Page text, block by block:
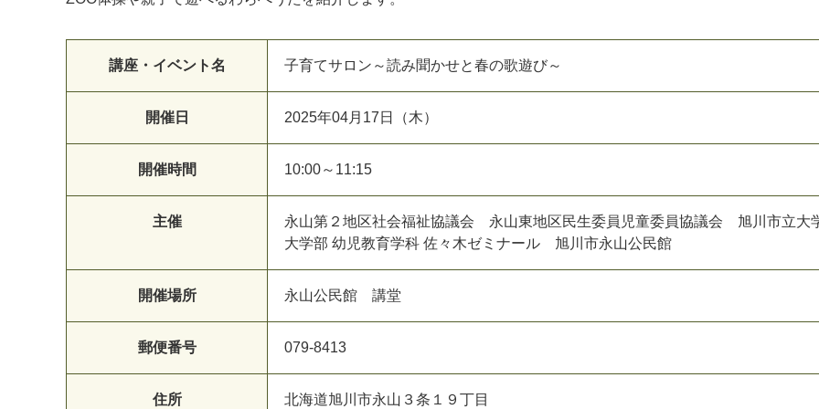
講座・イベント名 子育てサロン～読み聞かせと春の歌遊び～
開催日 2025年04月17日（木）
開催時間 10:00～11:15
主催
永山第２地区社会福祉協議会 永山東地区民生委員児童委員協議会 旭川市立大
大学部 幼児教育学科 佐々木ゼミナール 旭川市永山公民館
開催場所 永山公民館 講堂
郵便番号 079-8413
住所 北海道旭川市永山３条１９丁目